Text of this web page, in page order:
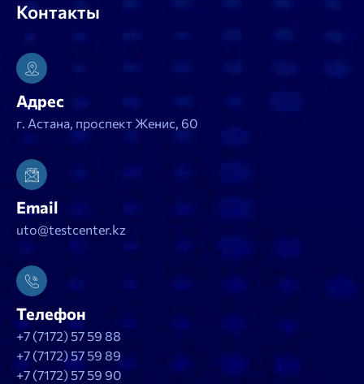
Контакты
Адрес
г. Астана, проспект Женис, 60
Email
uto@testcenter.kz
Телефон
+7 (7172) 57 59 88
+7 (7172) 57 59 89
+7 (7172) 57 59 90